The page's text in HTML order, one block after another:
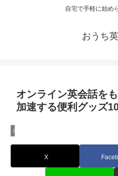
自宅で手軽に始め
おうち
オンライン英会話を
加速する便利グッズ
未分類
X